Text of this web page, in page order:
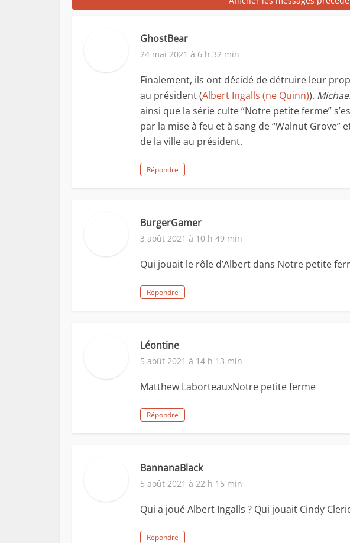
GhostBear
24 mai 2021 à 6 h 32 min
Finalement, ils ont décidé de détruire leur
au président (Albert Ingalls (ne Quinn)).
ainsi que la série culte “Notre petite ferme”
par la mise à feu et à sang de “Walnut Grove”
de la ville au président.
Répondre
BurgerGamer
3 août 2021 à 10 h 49 min
Qui jouait le rôle d’Albert dans Notre petite
Répondre
Léontine
5 août 2021 à 14 h 13 min
Matthew LaborteauxNotre petite ferme
Répondre
BannanaBlack
5 août 2021 à 22 h 15 min
Qui a joué Albert Ingalls ? Qui jouait Cindy
Répondre